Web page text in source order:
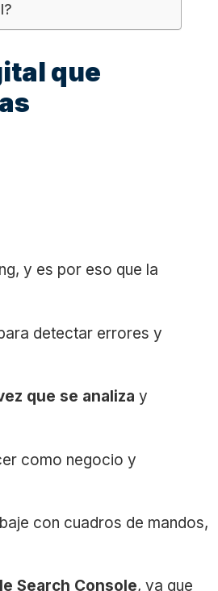
que
y es por eso que la
detectar errores y
que se analiza y
como negocio y
con cuadros de mandos,
Search Console, ya que